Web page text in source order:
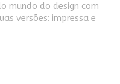
mundo do design com
versões: impressa e